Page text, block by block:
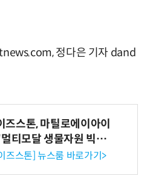
정다은 기자 dand
즈스톤, 마틸로에이아이
티모달 생물자원 빅데
'에 DQ인증 최고 등급
즈스톤] 뉴스룸 바로가기>